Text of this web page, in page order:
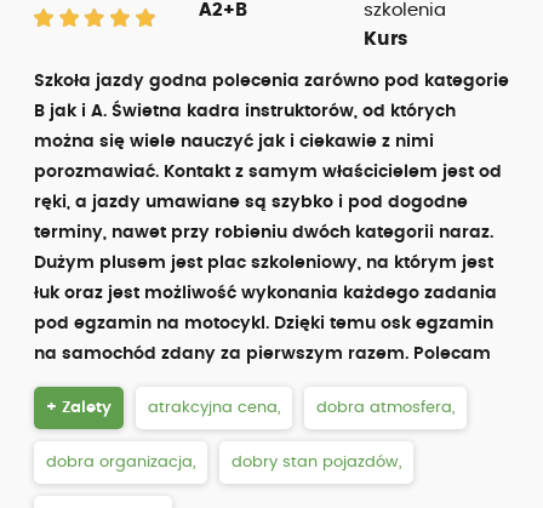
A2+B
szkolenia
Kurs
Szkoła jazdy godna polecenia zarówno pod kategorie
B jak i A. Świetna kadra instruktorów, od których
można się wiele nauczyć jak i ciekawie z nimi
porozmawiać. Kontakt z samym właścicielem jest od
ręki, a jazdy umawiane są szybko i pod dogodne
terminy, nawet przy robieniu dwóch kategorii naraz.
Dużym plusem jest plac szkoleniowy, na którym jest
łuk oraz jest możliwość wykonania każdego zadania
pod egzamin na motocykl. Dzięki temu osk egzamin
na samochód zdany za pierwszym razem. Polecam
+ Zalety atrakcyjna cena, dobra atmosfera,
dobra organizacja, dobry stan pojazdów,